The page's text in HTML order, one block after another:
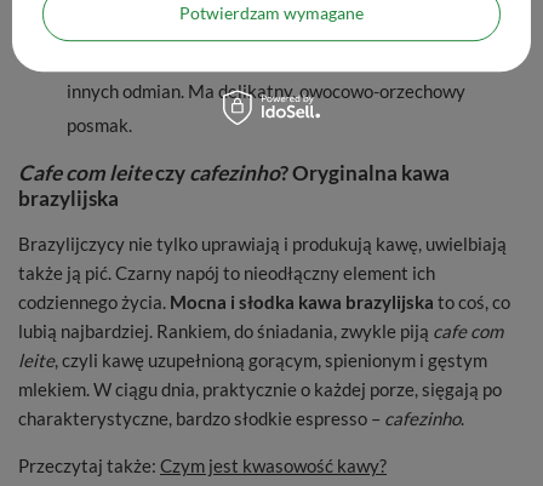
– charakteryzuje się bardzo dużymi
innych odmian. Ma delikatny, owocowo-orzechowy
posmak.
Cafe com leiteczycafezinho? Oryginalna kawa
brazylijska
Brazylijczycy nie tylko uprawiają i produkują kawę, uwielbiają
także ją pić. Czarny napój to nieodłączny element ich
codziennego życia. Mocna i słodka kawa brazylijska to coś, co
lubią najbardziej. Rankiem, do śniadania, zwykle piją cafe com
leite, czyli kawę uzupełnioną gorącym, spienionym i gęstym
mlekiem. W ciągu dnia, praktycznie o każdej porze, sięgają po
charakterystyczne, bardzo słodkie espresso – cafezinho.
Przeczytaj także: Czym jest kwasowość kawy?
Potwierdzam wymagane